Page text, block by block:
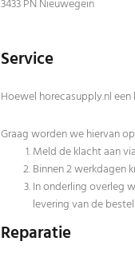
3433 PN Nieuwegein
Service
Hoewel horecasupply.nl
Graag worden we hiervan
Meld de klacht aan via
Binnen 2 werkdagen
In onderling overleg
levering van de
Reparatie